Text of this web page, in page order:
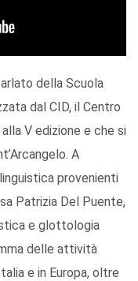
della Scuola
dal CID, il Centro
V edizione e che si
A
provenienti
Patrizia Del Puente,
e glottologia
delle attività
e in Europa, oltre